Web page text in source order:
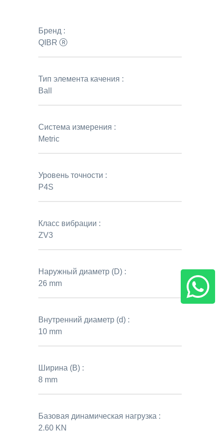
Бренд :
QIBR
Тип элемента качения :
Ball
Система измерения :
Metric
Уровень точности :
P4S
Класс вибрации :
ZV3
Наружный диаметр (D) :
26 mm
Внутренний диаметр (d) :
10 mm
Ширина (B) :
8 mm
Базовая динамическая нагрузка :
2.60 KN